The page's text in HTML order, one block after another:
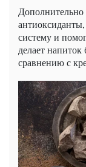
систему и
делает
сравнению с